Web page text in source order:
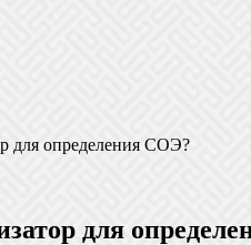
для определения СОЭ?
для